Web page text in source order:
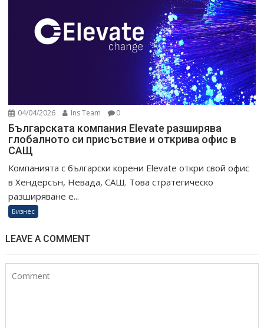
04/04/2026 Ins Team 0
Българската компания Elevate разширява
глобалното си присъствие и открива офис в
САЩ
Компанията с български корени Elevate откри свой офис
в Хендерсън, Невада, САЩ. Това стратегическо
разширяване е...
Бизнес
LEAVE A COMMENT